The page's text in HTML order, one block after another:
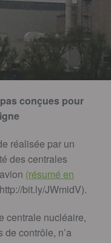
conçues pour
réalisée par un
des centrales
(résumé en
bit.ly/JWmidV).
centrale nucléaire,
contrôle, n’a